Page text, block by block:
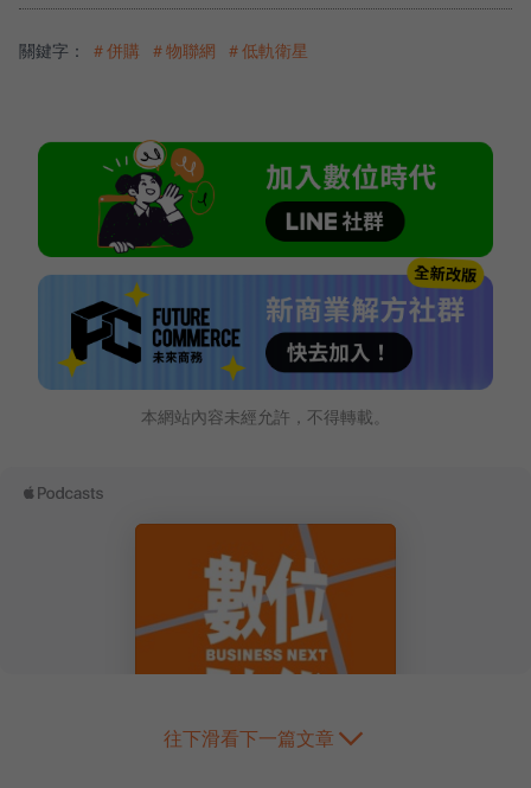
關鍵字： ＃併購 ＃物聯網 ＃低軌衛星
本網站內容未經允許，不得轉載。
往下滑看下一篇文章